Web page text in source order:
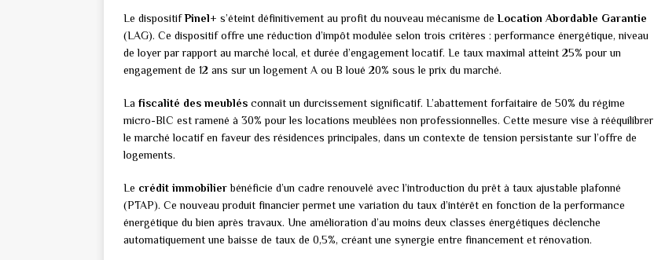
Le dispositifPinel+ s’éteint définitivement au profit du nouveau mécanisme deLocation Abordable Garantie
(LAG). Ce dispositif offre une réduction d’impôt modulée selon trois critères : performance énergétique, niveau
de loyer par rapport au marché local, et durée d’engagement locatif. Le taux maximal atteint 25% pour un
engagement de 12 ans sur un logement A ou B loué 20% sous le prix du marché.
La fiscalité des meublés connaît un durcissement significatif. L’abattement forfaitaire de 50% du régime
micro-BIC est ramené à 30% pour les locations meublées non professionnelles. Cette mesure vise à rééquilibrer
le marché locatif en faveur des résidences principales, dans un contexte de tension persistante sur l’offre de
logements.
Le crédit immobilierbénéficie d’un cadre renouvelé avec l’introduction du prêt à taux ajustable plafonné
(PTAP). Ce nouveau produit financier permet une variation du taux d’intérêt en fonction de la performance
énergétique du bien après travaux. Une amélioration d’au moins deux classes énergétiques déclenche
automatiquement une baisse de taux de 0,5%, créant une synergie entre financement et rénovation.